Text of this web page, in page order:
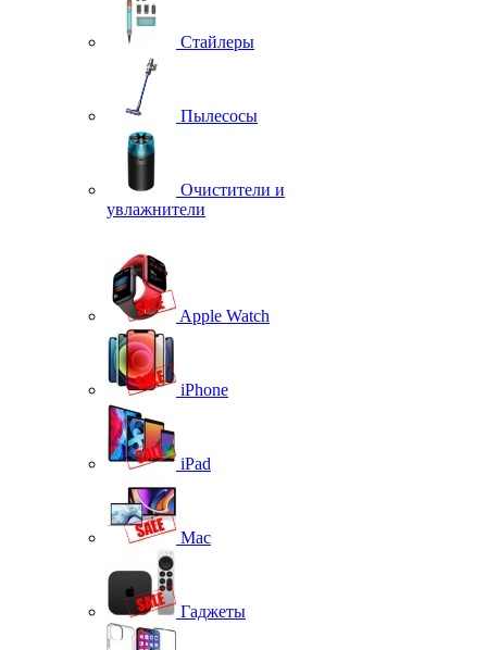
Стайлеры
Пылесосы
Очистители и
увлажнители
Apple Watch
iPhone
iPad
Mac
Гаджеты